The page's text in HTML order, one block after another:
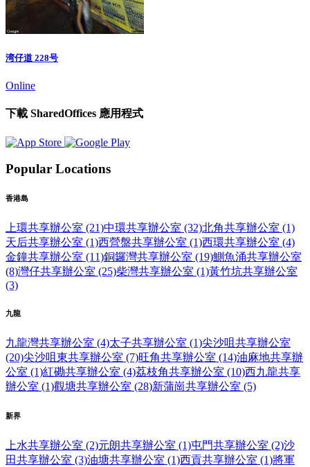
湾仔道 228号
Online
下載 SharedOffices 應用程式
Popular Locations
香港島
上環共享辦公室 (21)中環共享辦公室 (32)北角共享辦公室 (1)
天后共享辦公室 (1)西營盤共享辦公室 (1)西環共享辦公室 (4)
金鐘共享辦公室 (11)銅鑼灣共享辦公室 (19)鰂魚涌共享辦公室
(8)灣仔共享辦公室 (25)柴灣共享辦公室 (1)黃竹坑共享辦公室
(3)
九龍
九龍灣共享辦公室 (4)太子共享辦公室 (1)尖沙咀共享辦公室
(20)尖沙咀東共享辦公室 (7)旺角共享辦公室 (14)油麻地共享辦
公室 (1)紅磡共享辦公室 (4)荔枝角共享辦公室 (10)西九龍共享
辦公室 (1)觀塘共享辦公室 (28)新蒲崗共享辦公室 (5)
新界
上水共享辦公室 (2)元朗共享辦公室 (1)屯門共享辦公室 (2)沙
田共享辦公室 (3)油塘共享辦公室 (1)西貢共享辦公室 (1)將軍